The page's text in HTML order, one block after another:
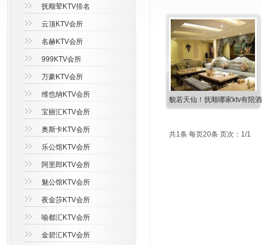
貌若天仙！抚顺哪家ktv有陪
共1条 每页20条 页次：1/1
抚顺荤KTV排名
云顶KTV会所
名赫KTV会所
999KTV会所
万豪KTV会所
维也纳KTV会所
宝丽汇KTV会所
奥斯卡KTV会所
乐公馆KTV会所
阿里郎KTV会所
魅公馆KTV会所
夜金莎KTV会所
喻都汇KTV会所
金碧汇KTV会所